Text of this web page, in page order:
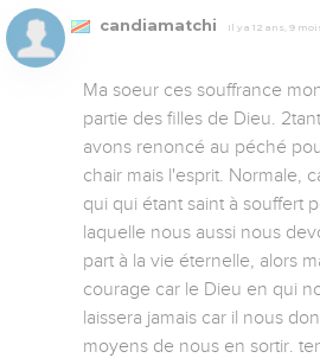
candiamatchi Il y a 12 ans, 9
Ma soeur ces souffrance
partie des filles de Dieu.
avons renoncé au péché
chair mais l'esprit. Normale,
qui qui étant saint à souffert
laquelle nous aussi nous
part à la vie éternelle, alors
courage car le Dieu en qui
laissera jamais car il nous
moyens de nous en sortir.